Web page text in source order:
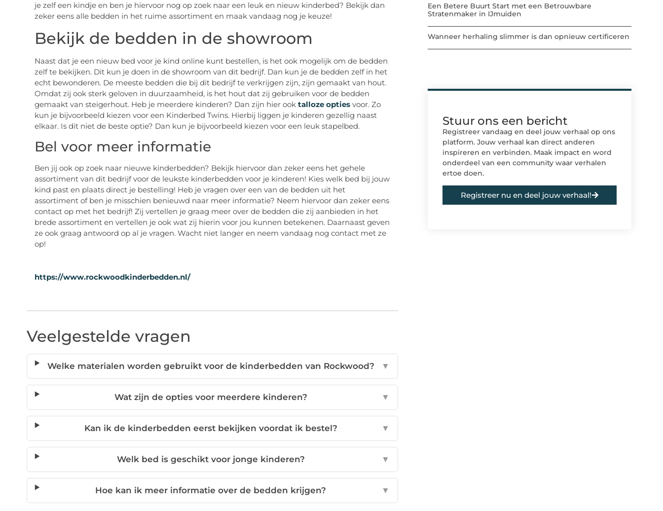
je zelf een kindje en ben je hiervoor nog op zoek naar een leuk en nieuw kinderbed? Bekijk dan
zeker eens alle bedden in het ruime assortiment en maak vandaag nog je keuze!
Bekijk de bedden in de showroom
Naast dat je een nieuw bed voor je kind online kunt bestellen, is het ook mogelijk om de bedden
zelf te bekijken. Dit kun je doen in de showroom van dit bedrijf. Dan kun je de bedden zelf in het
echt bewonderen. De meeste bedden die bij dit bedrijf te verkrijgen zijn, zijn gemaakt van hout.
Omdat zij ook sterk geloven in duurzaamheid, is het hout dat zij gebruiken voor de bedden
gemaakt van steigerhout. Heb je meerdere kinderen? Dan zijn hier ook talloze optiesvoor. Zo
kun je bijvoorbeeld kiezen voor een Kinderbed Twins. Hierbij liggen je kinderen gezellig naast
elkaar. Is dit niet de beste optie? Dan kun je bijvoorbeeld kiezen voor een leuk stapelbed.
Bel voor meer informatie
Ben jij ook op zoek naar nieuwe kinderbedden? Bekijk hiervoor dan zeker eens het gehele
assortiment van dit bedrijf voor de leukste kinderbedden voor je kinderen! Kies welk bed bij jouw
kind past en plaats direct je bestelling! Heb je vragen over een van de bedden uit het
assortiment of ben je misschien benieuwd naar meer informatie? Neem hiervoor dan zeker eens
contact op met het bedrijf! Zij vertellen je graag meer over de bedden die zij aanbieden in het
brede assortiment en vertellen je ook wat zij hierin voor jou kunnen betekenen. Daarnaast geven
ze ook graag antwoord op al je vragen. Wacht niet langer en neem vandaag nog contact met ze
op!
https://www.rockwoodkinderbedden.nl/
Veelgestelde vragen
Welke materialen worden gebruikt voor de kinderbedden van Rockwood? ▼
Wat zijn de opties voor meerdere kinderen? ▼
Kan ik de kinderbedden eerst bekijken voordat ik bestel? ▼
Welk bed is geschikt voor jonge kinderen? ▼
Hoe kan ik meer informatie over de bedden krijgen? ▼
Een Betere Buurt Start met een Betrouwbare
Stratenmaker in IJmuiden
Wanneer herhaling slimmer is dan opnieuw certificeren
Stuur ons een bericht
Registreer vandaag en deel jouw verhaal op ons
platform. Jouw verhaal kan direct anderen
inspireren en verbinden. Maak impact en word
onderdeel van een community waar verhalen
ertoe doen.
Registreer nu en deel jouw verhaal!